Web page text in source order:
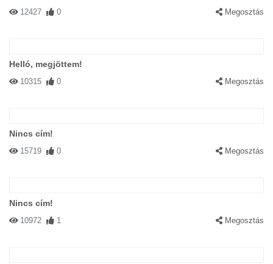
12427 0 Megosztás
Helló, megjöttem!
10315 0 Megosztás
Nincs cím!
15719 0 Megosztás
Nincs cím!
10972 1 Megosztás